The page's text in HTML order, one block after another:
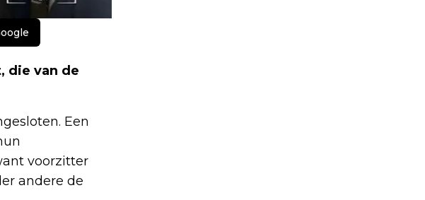
die van de
Een
voorzitter
andere de